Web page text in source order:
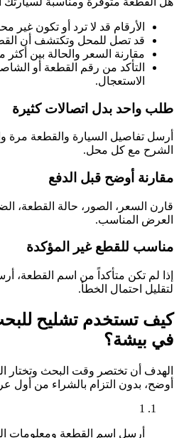
الأرقام قد لا ترد أو تكون غير
قد تصل للمحل وتكتشف أن
مقارنة السعر والحالة بين أكثر
التأكد من رقم القطعة أو
الاستعجال.
طلب واحد بدل اتصالات كثيرة
أرسل تفاصيل السيارة والقطعة مرة
الشرح مع كل محل.
مقارنة أوضح قبل الدفع
قارن السعر، الصور، حالة القطعة،
العرض المناسب.
مناسب للقطع غير المؤكدة
إذا لم تكن متأكداً من اسم القطعة،
لتقليل احتمال الخطأ.
كيف تستخدم تشليح
في بيشة؟
الهدف أن تختصر وقت البحث وتختار
أوضح، بدون التزام بالشراء من أول
1
أرسل اسم القطعة ومعلومات